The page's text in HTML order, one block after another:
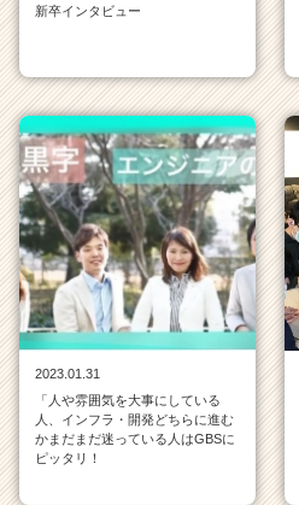
く
就
活
サ
イ
ト
チ
ア
キ
ャ
h
e
新卒インタビュー
2023.01.31
「人や雰囲気を大事にしている
人、インフラ・開発どちらに進む
かまだまだ迷っている人はGBSに
ピッタリ！